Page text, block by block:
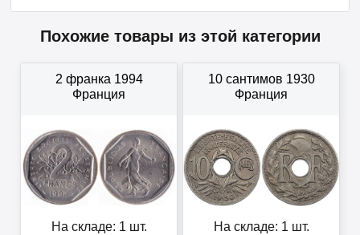
Похожие товары из этой категории
2 франка 1994
Франция
На складе: 1 шт.
10 сантимов 1930
Франция
На складе: 1 шт.